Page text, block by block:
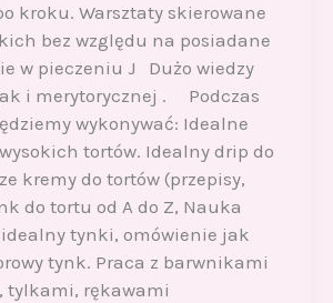
kroku. Warsztaty skierowane
bez względu na posiadane
w pieczeniu J Dużo wiedzy
i merytorycznej . Podczas
wykonywać: Idealne
tortów. Idealny drip do
kremy do tortów (przepisy,
do tortu od A do Z, Nauka
tynki, omówienie jak
tynk. Praca z barwnikami
tylkami, rękawami